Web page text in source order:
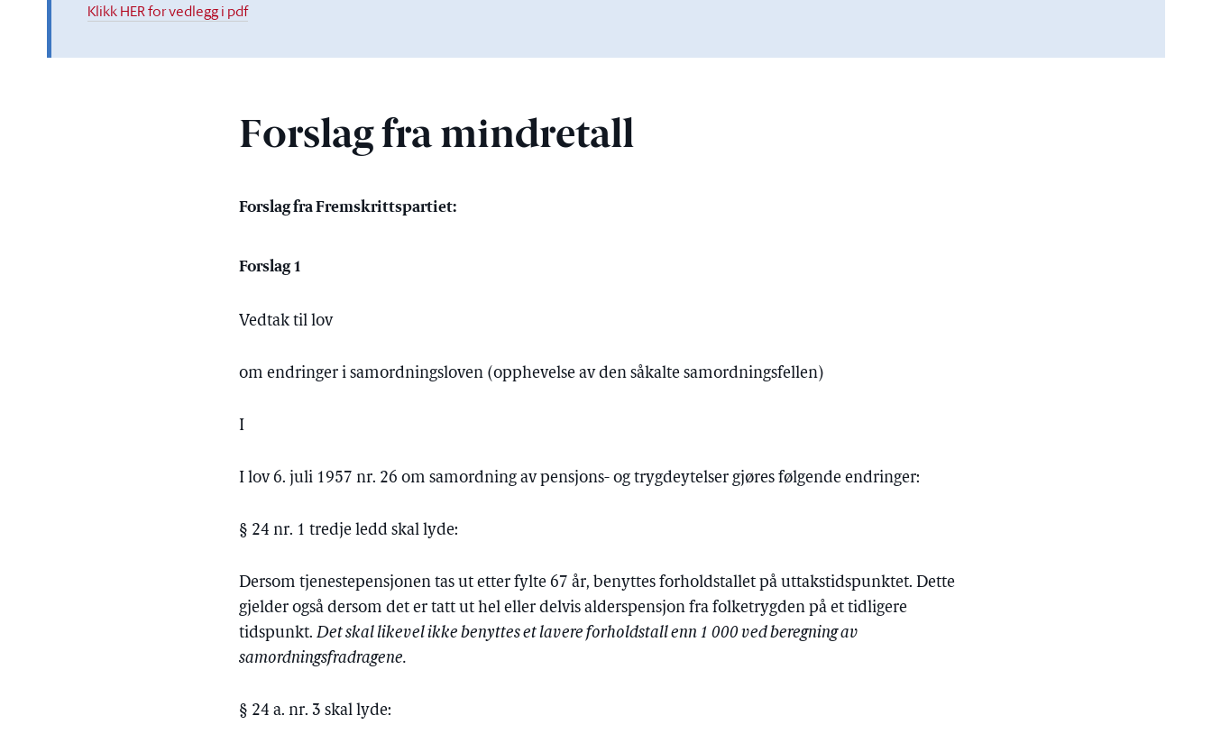
Klikk HER for vedlegg i pdf
Forslag fra mindretall
Forslag fra Fremskrittspartiet:
Forslag 1
Vedtak til lov
om endringer i samordningsloven (opphevelse av den såkalte samordningsfellen)
I
I lov 6. juli 1957 nr. 26 om samordning av pensjons- og trygdeytelser gjøres følgende endringer:
§ 24 nr. 1 tredje ledd skal lyde:
Dersom tjenestepensjonen tas ut etter fylte 67 år, benyttes forholdstallet på uttakstidspunktet. Dette
gjelder også dersom det er tatt ut hel eller delvis alderspensjon fra folketrygden på et tidligere
tidspunkt.Det skal likevel ikke benyttes et lavere forholdstall enn 1 000 ved beregning av
samordningsfradragene.
§ 24 a. nr. 3 skal lyde: